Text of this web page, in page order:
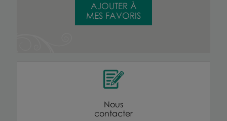
AJOUTER À
MES FAVORIS
Nous
contacter